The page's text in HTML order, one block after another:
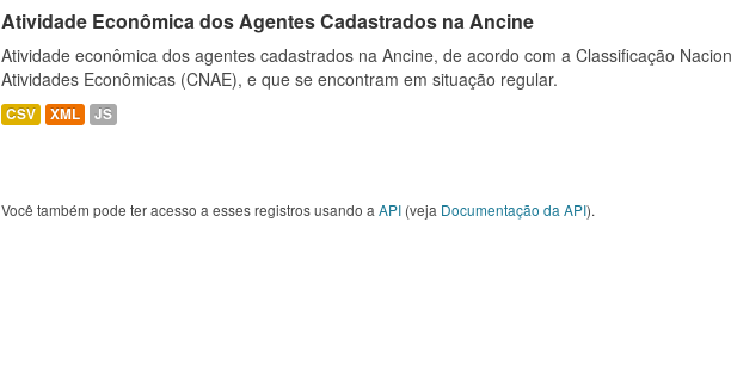
Atividade Econômica dos Agentes Cadastrados na Ancine
Atividade econômica dos agentes cadastrados na Ancine, de acordo com a Classificação
Atividades Econômicas (CNAE), e que se encontram em situação regular.
CSV XML JS
Você também pode ter acesso a esses registros usando a API (veja Documentação da API).